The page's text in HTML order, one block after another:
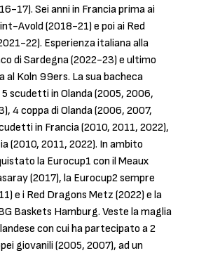
17). Sei anni in Francia prima ai
Avold (2018-21) e poi ai Red
22). Esperienza italiana alla
di Sardegna (2022-23) e ultimo
al Koln 99ers. La sua bacheca
scudetti in Olanda (2005, 2006,
4 coppa di Olanda (2006, 2007,
in Francia (2010, 2011, 2022),
(2010, 2011, 2022). In ambito
la Eurocup1 con il Meaux
(2017), la Eurocup2 sempre
e i Red Dragons Metz (2022) e la
Baskets Hamburg. Veste la maglia
con cui ha partecipato a 2
giovanili (2005, 2007), ad un